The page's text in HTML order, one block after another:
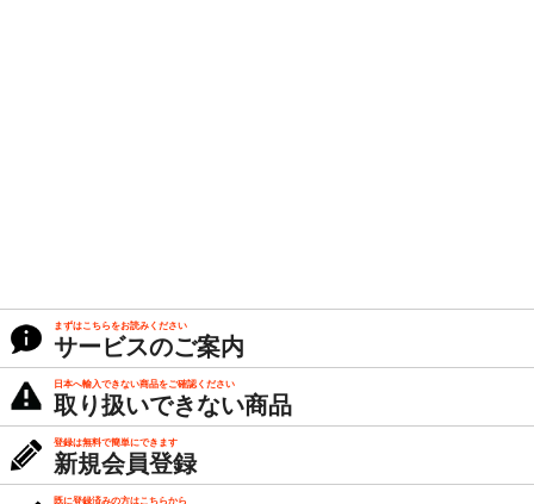
まずはこちらをお読みください
サービスのご案内
日本へ輸入できない商品をご確認ください
取り扱いできない商品
登録は無料で簡単にできます
新規会員登録
既に登録済みの方はこちらから